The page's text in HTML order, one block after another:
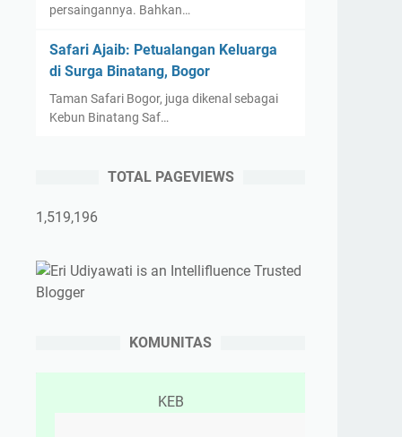
persaingannya. Bahkan…
Safari Ajaib: Petualangan Keluarga
di Surga Binatang, Bogor
Taman Safari Bogor, juga dikenal sebagai
Kebun Binatang Saf…
TOTAL PAGEVIEWS
1,519,196
KOMUNITAS
KEB